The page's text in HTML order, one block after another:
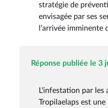
stratégie de
envisagée par ses
l'arrivée imminente
Réponse publiée le 3
L'infestation par les
Tropilaelaps est